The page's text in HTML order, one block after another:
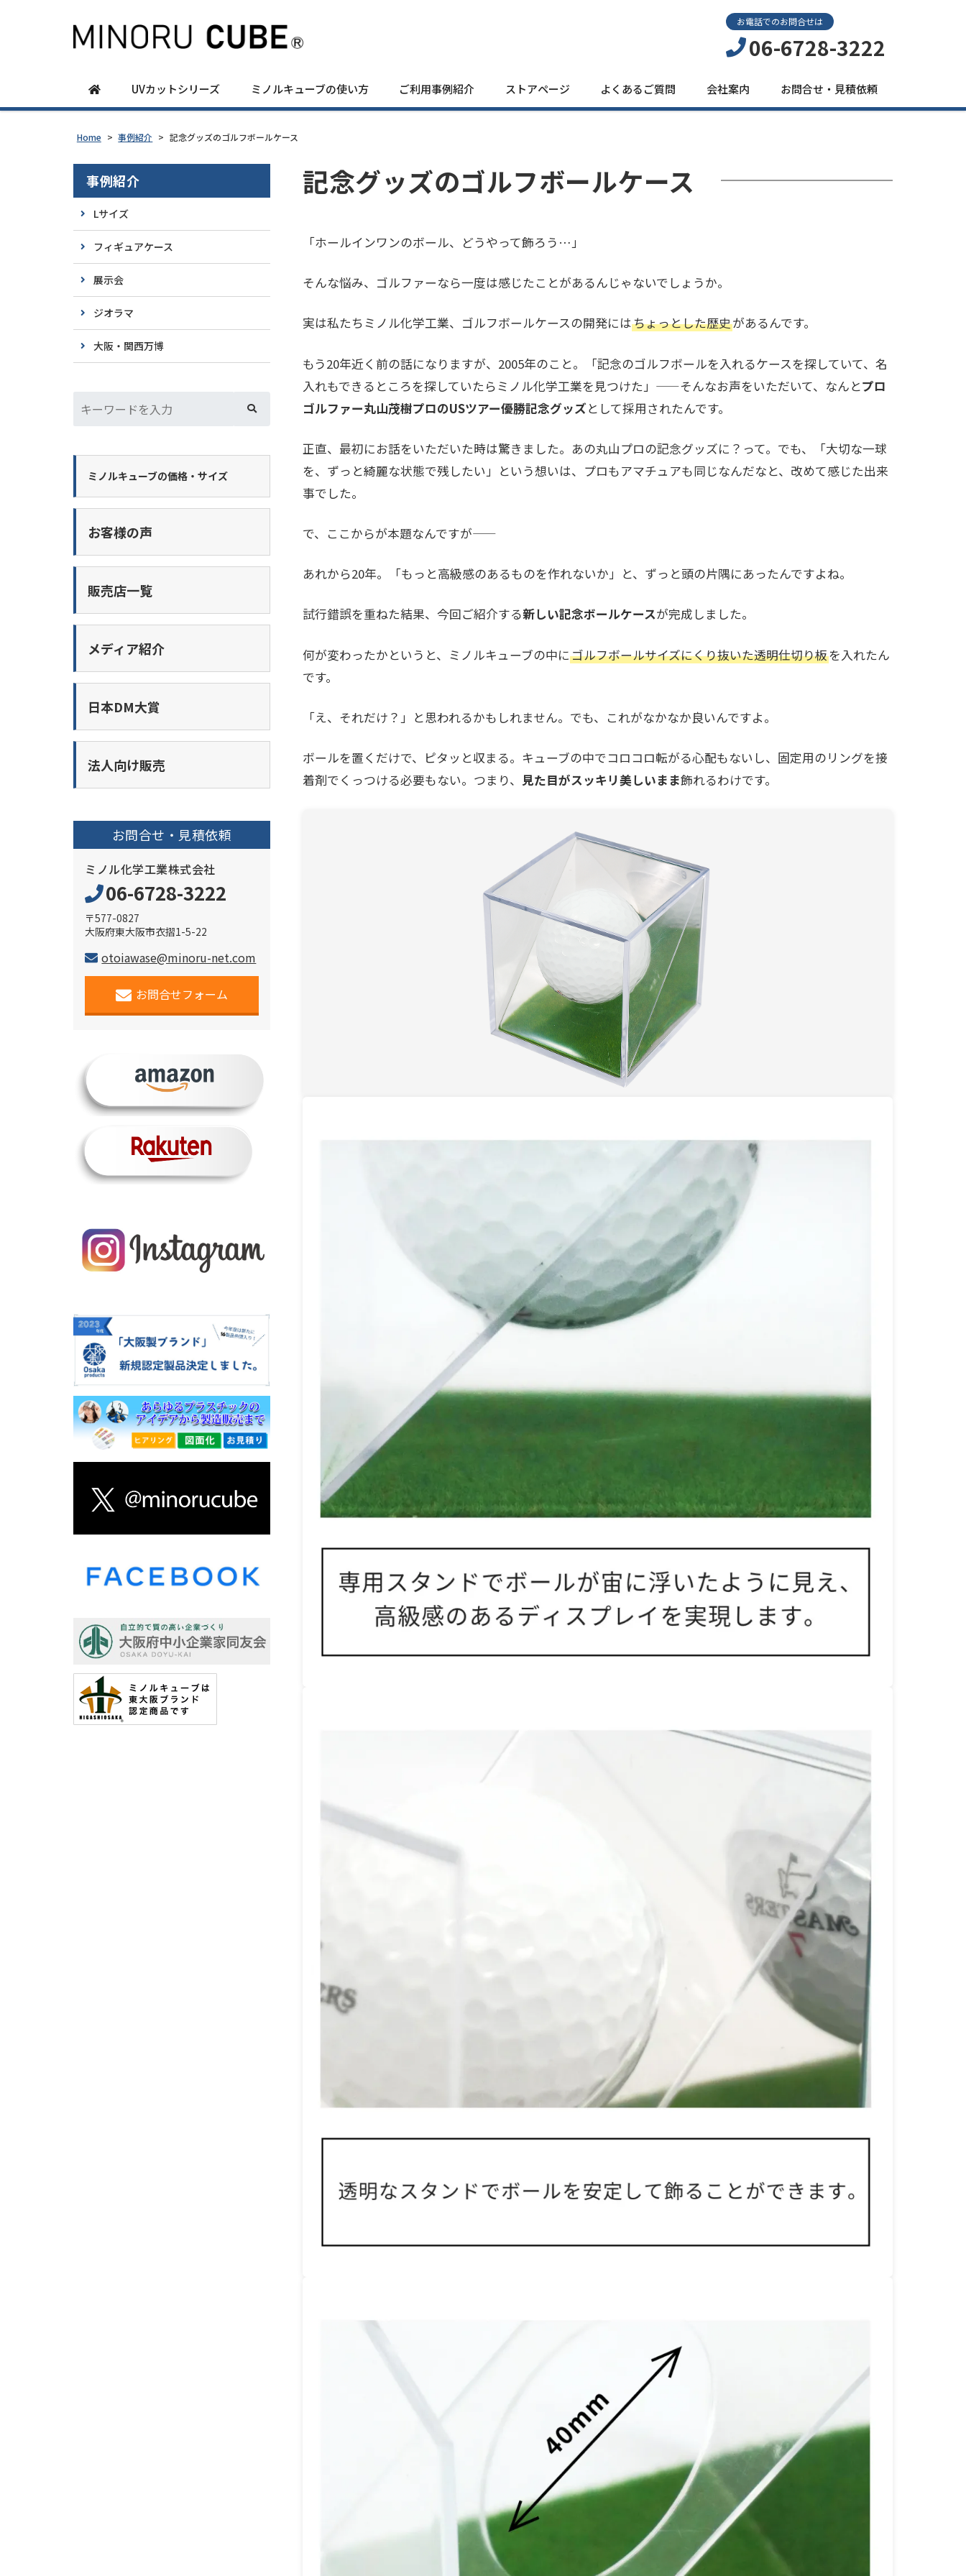
お電話でのお問合せは
06-6728-3222
UVカットシリーズ ミノルキューブの使い方 ご利用事例紹介 ストアページ よくあるご質問 会社案内 お問合せ・見積依頼
Home > 事例紹介 > 記念グッズのゴルフボールケース
記念グッズのゴルフボールケース
「ホールインワンのボール、どうやって飾ろう…」
そんな悩み、ゴルファーなら一度は感じたことがあるんじゃないでしょうか。
実は私たちミノル化学工業、ゴルフボールケースの開発にはちょっとした歴史があるんです。
もう20年近く前の話になりますが、2005年のこと。「記念のゴルフボールを入れるケースを探していて、名
入れもできるところを探していたらミノル化学工業を見つけた」——そんなお声をいただいて、なんとプロ
ゴルファー丸山茂樹プロのUSツアー優勝記念グッズとして採用されたんです。
正直、最初にお話をいただいた時は驚きました。あの丸山プロの記念グッズに？って。でも、「大切な一球
を、ずっと綺麗な状態で残したい」という想いは、プロもアマチュアも同じなんだなと、改めて感じた出来
事でした。
で、ここからが本題なんですが——
あれから20年。「もっと高級感のあるものを作れないか」と、ずっと頭の片隅にあったんですよね。
試行錯誤を重ねた結果、今回ご紹介する新しい記念ボールケースが完成しました。
何が変わったかというと、ミノルキューブの中にゴルフボールサイズにくり抜いた透明仕切り板を入れたん
です。
「え、それだけ？」と思われるかもしれません。でも、これがなかなか良いんですよ。
ボールを置くだけで、ピタッと収まる。キューブの中でコロコロ転がる心配もないし、固定用のリングを接
着剤でくっつける必要もない。つまり、見た目がスッキリ美しいまま飾れるわけです。
事例紹介
Lサイズ
フィギュアケース
展示会
ジオラマ
大阪・関西万博
ミノルキューブの価格・サイズ
お客様の声
販売店一覧
メディア紹介
日本DM大賞
法人向け販売
お問合せ・見積依頼
ミノル化学工業株式会社
06-6728-3222
〒577-0827
大阪府東大阪市衣摺1-5-22
otoiawase@minoru-net.com
お問合せフォーム